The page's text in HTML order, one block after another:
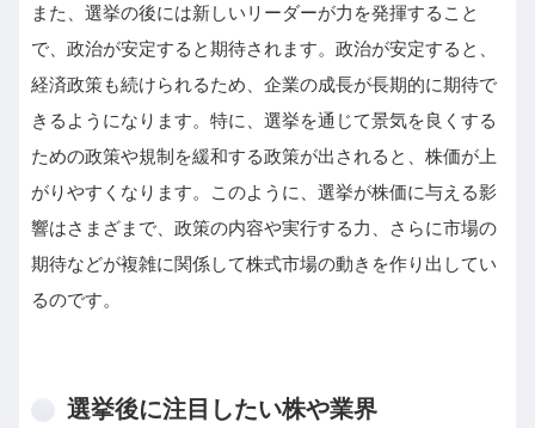
また、選挙の後には新しいリーダーが力を発揮すること
で、政治が安定すると期待されます。政治が安定すると、
経済政策も続けられるため、企業の成長が長期的に期待で
きるようになります。特に、選挙を通じて景気を良くする
ための政策や規制を緩和する政策が出されると、株価が上
がりやすくなります。このように、選挙が株価に与える影
響はさまざまで、政策の内容や実行する力、さらに市場の
期待などが複雑に関係して株式市場の動きを作り出してい
るのです。
選挙後に注目したい株や業界